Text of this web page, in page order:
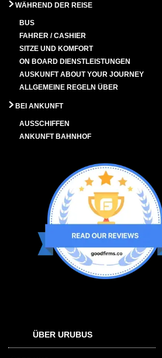
WÄHREND DER REISE
BUS
FAHRER / CASHIER
SITZE UND KOMFORT
ON BOARD DIENSTLEISTUNGEN
AUSKUNFT ABOUT YOUR JOURNEY
ALLGEMEINE REGELN ÜBER
BEI ANKUNFT
AUSSCHIFFEN
ANKUNFT BAHNHOF
ÜBER URUBUS